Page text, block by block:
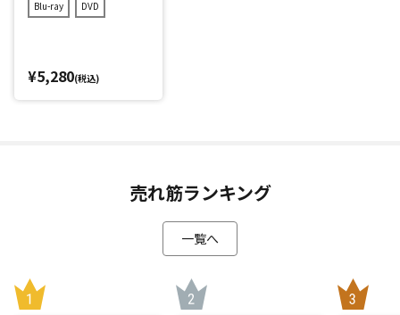
Blu-ray DVD
¥5,280(税込)
売れ筋ランキング
一覧へ